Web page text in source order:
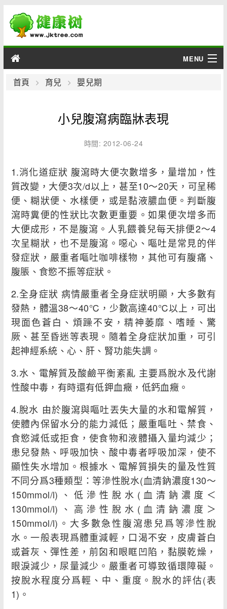
MENU
男性
綜合
疾病
首頁 育兒 嬰兒期
小兒腹瀉病臨牀表現
時間: 2012-06-24
1.消化道症狀 腹瀉時大便次數增多，量增加，性
質改變，大便3次/d以上，甚至10～20天，可呈稀
便、糊狀便、水樣便，或是黏液膿血便。判斷腹
瀉時糞便的性狀比次數更重要。如果便次增多而
大便成形，不是腹瀉。人乳餵養兒每天排便2～4
次呈糊狀，也不是腹瀉。噁心、嘔吐是常見的伴
發症狀，嚴重者嘔吐咖啡樣物，其他可有腹痛、
腹脹、食慾不振等症狀。
2.全身症狀 病情嚴重者全身症狀明顯，大多數有
發熱，體溫38～40℃，少數高達40℃以上，可出
現面色蒼白、煩躁不安，精神萎靡、嗜睡、驚
厥、甚至昏迷等表現。隨着全身症狀加重，可引
起神經系統、心、肝、腎功能失調。
3.水、電解質及酸鹼平衡紊亂 主要爲脫水及代謝
性酸中毒，有時還有低鉀血癥，低鈣血癥。
4.脫水 由於腹瀉與嘔吐丟失大量的水和電解質，
使體內保留水分的能力減低；嚴重嘔吐、禁食、
食慾減低或拒食，使食物和液體攝入量均減少；
患兒發熱、呼吸加快、酸中毒者呼吸加深，使不
顯性失水增加。根據水、電解質損失的量及性質
不同分爲3種類型：等滲性脫水(血清鈉濃度130～
150mmol/l)、低滲性脫水(血清鈉濃度＜
130mmol/l)、高滲性脫水(血清鈉濃度＞
150mmol/l)。大多數急性腹瀉患兒爲等滲性脫
水。一般表現爲體重減輕，口渴不安，皮膚蒼白
或蒼灰、彈性差，前囟和眼眶凹陷，黏膜乾燥，
眼淚減少，尿量減少。嚴重者可導致循環障礙。
按脫水程度分爲輕、中、重度。脫水的評估(表
1)。